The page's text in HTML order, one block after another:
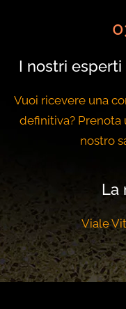
I nostri
Vuoi ricevere una
definitiva? Prenota
nostro
La
Viale